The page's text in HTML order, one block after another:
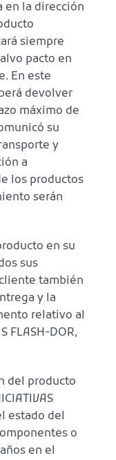
en la dirección
siempre
pacto en
En este
devolver
máximo de
su
y
a
los productos
serán
en su
sus
también
y la
relativo al
FLASH-DOR,
del producto
estado del
o
en el